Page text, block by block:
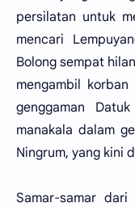
persilatan untuk
mencari
Bolong sempat
mengambil
genggaman
manakala dalam
Ningrum, yang kini
Samar-samar